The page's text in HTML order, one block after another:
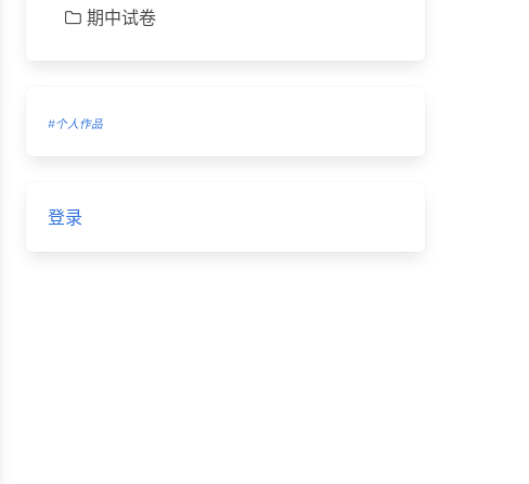
期中试卷
#个人作品
登录